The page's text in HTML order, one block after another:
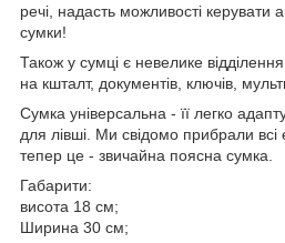
речі, надасть можливості керувати
сумки!
Також у сумці є невелике
на кшталт, документів, ключів,
Сумка універсальна - її легко
для лівші. Ми свідомо прибрали всі
тепер це - звичайна поясна сумка.
Габарити:
висота 18 см;
Ширина 30 см;